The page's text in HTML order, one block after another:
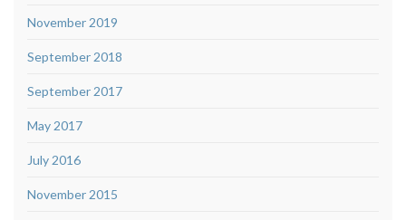
November 2019
September 2018
September 2017
May 2017
July 2016
November 2015